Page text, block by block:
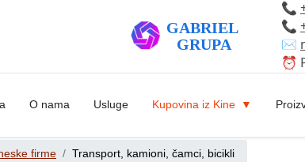
📞
📞
✉️
⏰
O nama Usluge Kupovina iz Kine
firme Transport, kamioni, čamci, bicikli